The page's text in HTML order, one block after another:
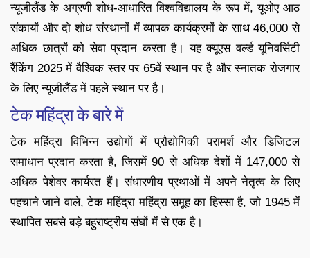
न्यूजीलैंड के अग्रणी शोध-आधारित विश्वविद्यालय के रूप में, यूओए आठ
संकायों और दो शोध संस्थानों में व्यापक कार्यक्रमों के साथ 46,000 से
अधिक छात्रों को सेवा प्रदान करता है। यह क्यूएस वर्ल्ड यूनिवर्सिटी
रैंकिंग 2025 में वैश्विक स्तर पर 65वें स्थान पर है और स्नातक रोजगार
के लिए न्यूजीलैंड में पहले स्थान पर है।
टेक महिंद्रा के बारे में
टेक महिंद्रा विभिन्न उद्योगों में प्रौद्योगिकी परामर्श और डिजिटल
समाधान प्रदान करता है, जिसमें 90 से अधिक देशों में 147,000 से
अधिक पेशेवर कार्यरत हैं। संधारणीय प्रथाओं में अपने नेतृत्व के लिए
पहचाने जाने वाले, टेक महिंद्रा महिंद्रा समूह का हिस्सा है, जो 1945 में
स्थापित सबसे बड़े बहुराष्ट्रीय संघों में से एक है।